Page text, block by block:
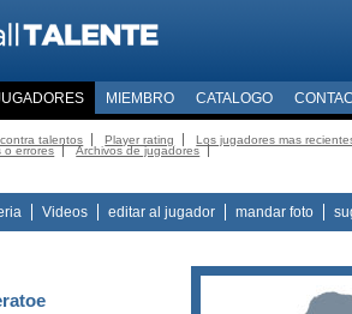
MIEMBRO CATALOGO
talentos Player rating
Los jugadores mas
o errores Archivos de jugadores
Videos editar al jugador mandar foto